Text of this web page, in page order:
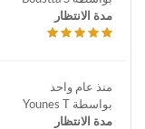
مدة الانتظار
منذ عام واحد
بواسطة Younes T
مدة الانتظار